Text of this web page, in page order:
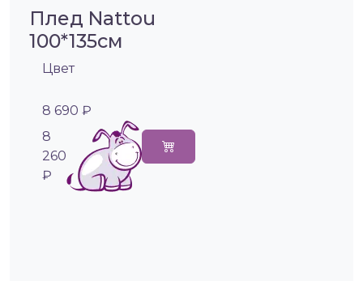
Плед Nattou
100*135см
Цвет
8 690 ₽
8
260
₽